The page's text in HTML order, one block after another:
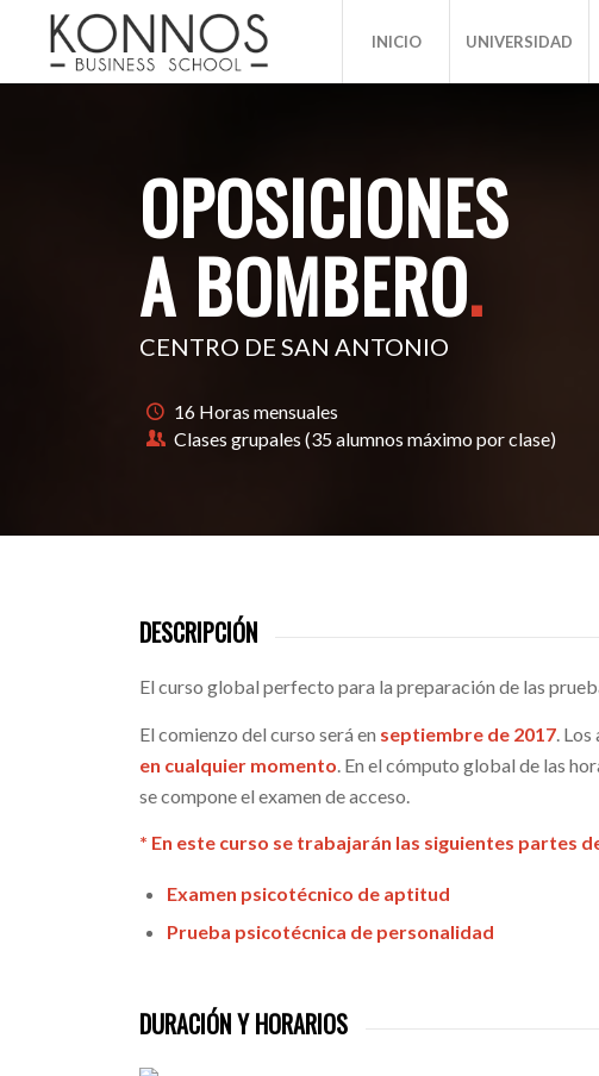
INICIO UNIVERSIDAD
OPOSICIONES
A BOMBERO.
CENTRO DE SAN ANTONIO
16 Horas mensuales
Clases grupales (35 alumnos máximo por clase)
DESCRIPCIÓN
El curso global perfecto para la preparación de las
El comienzo del curso será en septiembre de 2017 .
en cualquier momento . En el cómputo global de las
se compone el examen de acceso.
* En este curso se trabajarán las siguientes partes
Examen psicotécnico de aptitud
Prueba psicotécnica de personalidad
DURACIÓN Y HORARIOS